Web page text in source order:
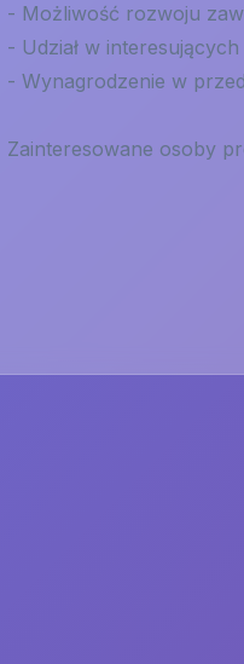
- Możliwość rozwoju
- Udział w
- Wynagrodzenie w
Zainteresowane osoby